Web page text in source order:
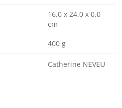
16.0 x 24.0 x 0.0
cm
400 g
Catherine NEVEU